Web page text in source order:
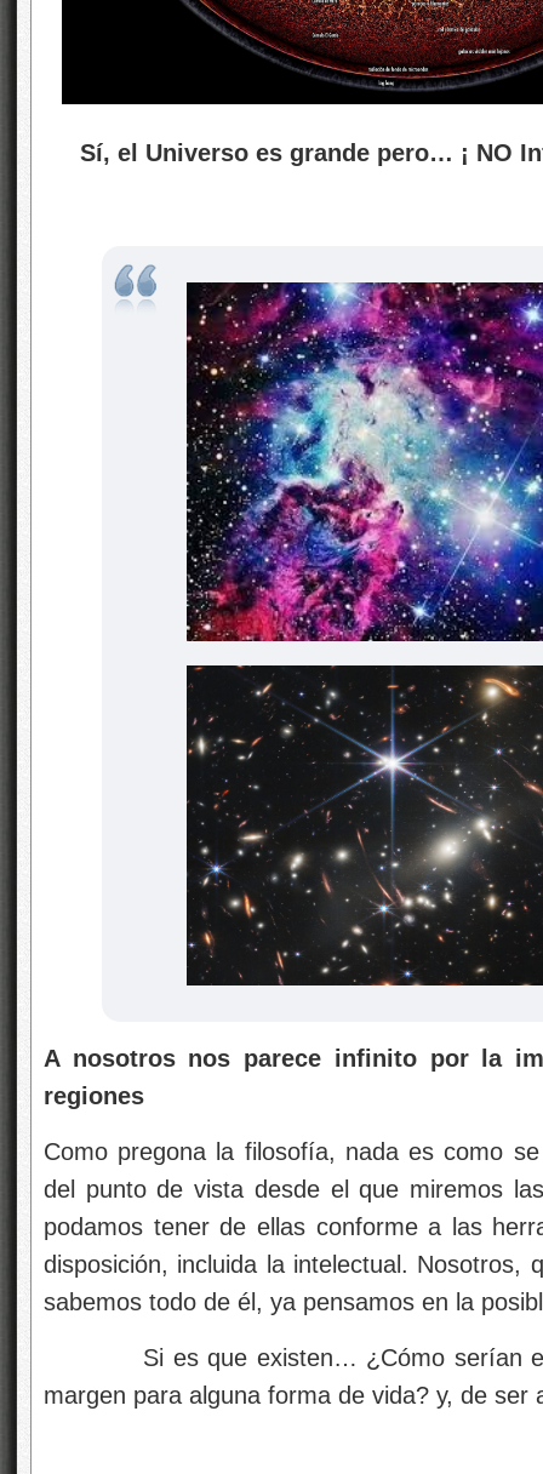
Sí, el Universo es grande pero… ¡ NO
A nosotros nos parece infinito por la
regiones
Como pregona la filosofía, nada es como
del punto de vista desde el que miremos
podamos tener de ellas conforme a las
disposición, incluida la intelectual. Nosotros,
sabemos todo de él, ya pensamos en la
Si es que existen… ¿Cómo serían
margen para alguna forma de vida? y, de ser